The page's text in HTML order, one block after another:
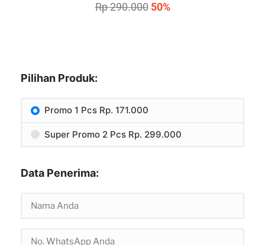
Rp 290.000 50%
Pilihan Produk:
Promo 1 Pcs Rp. 171.000
Super Promo 2 Pcs Rp. 299.000
Data Penerima: